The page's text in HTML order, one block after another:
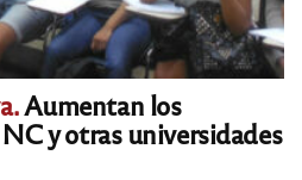
Aumentan los
y otras universidades